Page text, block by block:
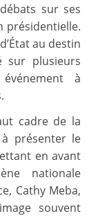
sur ses
présidentielle.
au destin
sur plusieurs
à
cadre de la
présenter le
en avant
nationale
Cathy Meba,
souvent